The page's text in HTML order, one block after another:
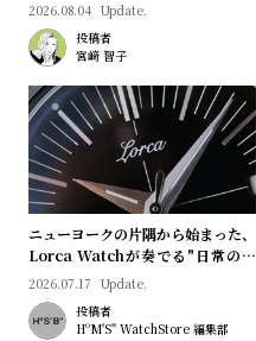
問
せ
2026.08.04 Update.
投稿者
宮﨑 智子
ニューヨークの片隅から始まった、
Lorca Watchが奏でる"日常のロ
マン"｜Brand Picks #08
2026.07.17 Update.
投稿者
HºM'S" WatchStore 編集部